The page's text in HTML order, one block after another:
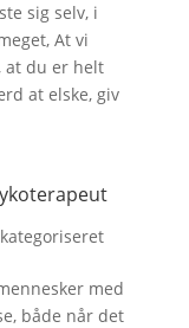
sig selv, i
At vi
at du er helt
at elske, giv
med
både når det